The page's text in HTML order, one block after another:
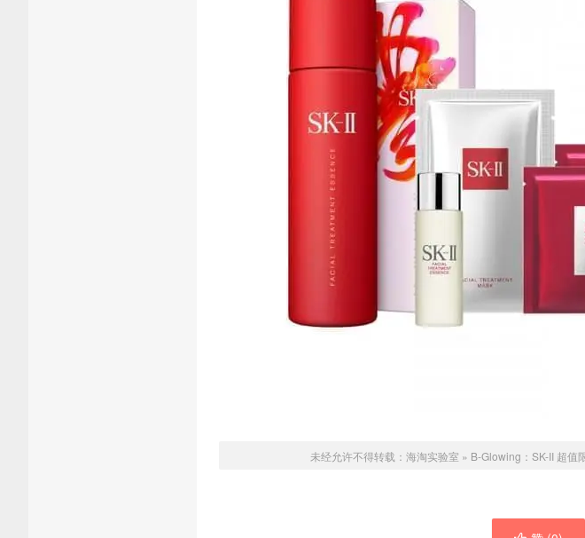
未经允许不得转载： 海淘实验室 » B-Glowing：SK-II 超值